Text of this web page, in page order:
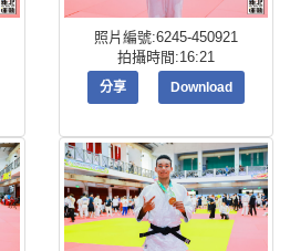
照片編號:6245-450921
拍攝時間:16:21
分享 Download